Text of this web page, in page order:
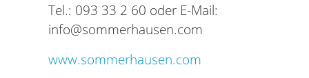
Tel.: 093 33 2 60 oder E-Mail:
info@sommerhausen.com
www.sommerhausen.com